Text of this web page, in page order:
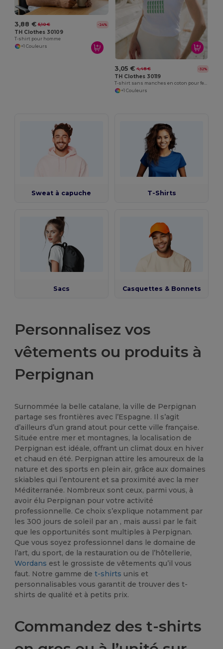
3,88 € 5,10 € -24%
TH Clothes 30109
T-shirt pour homme
+1 Couleurs
3,05 € 4,48 € -32%
TH Clothes 30119
T-shirt sans manches en coton pour femme. Couleur blanche
+1 Couleurs
Sweat à capuche T-Shirts
Sacs Casquettes & Bonnets
Personnalisez vos
vêtements ou produits à
Perpignan
Surnommée la belle catalane, la ville de Perpignan
partage ses frontières avec l’Espagne. Il s’agit
d’ailleurs d’un grand atout pour cette ville française.
Située entre mer et montagnes, la localisation de
Perpignan est idéale, offrant un climat doux en hiver
et chaud en été. Perpignan attire les amoureux de la
nature et des sports en plein air, grâce aux domaines
skiables qui l’entourent et sa proximité avec la mer
Méditerranée. Nombreux sont ceux, parmi vous, à
avoir élu Perpignan pour votre activité
professionnelle. Ce choix s’explique notamment par
les 300 jours de soleil par an , mais aussi par le fait
que les opportunités sont multiples à Perpignan.
Que vous soyez professionnel dans le domaine de
l’art, du sport, de la restauration ou de l’hôtellerie,
Wordans est le grossiste de vêtements qu’il vous
faut. Notre gamme det-shirts unis et
personnalisables vous garantit de trouver des t-
shirts de qualité et à petits prix.
Commandez des t-shirts